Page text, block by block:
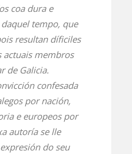
coa dura e
tempo, que
resultan díficiles
actuais membros
de Galicia.
confesada
por nación,
e europeos por
autoría se lle
do seu